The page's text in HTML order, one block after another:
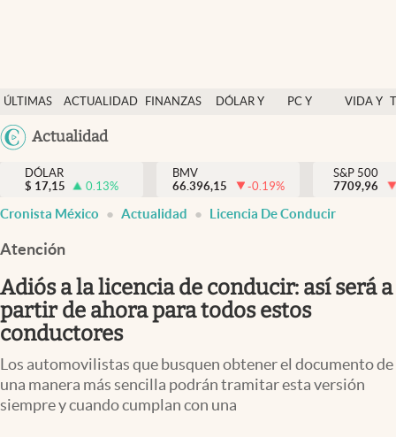
ÚLTIMAS
NOTICIAS
ACTUALIDAD
FINANZAS
DÓLAR Y
PC Y
VIDA Y
México
Actualidad
Actualidad
Finanzas y economía
Dólar y mercados
Pc y celular
Vida y estilo
Tv
Clima
DÓLAR
$ 17,15 0.13%
BMV
66.396,15
-0.19%
S&P 500
7709,96
Cronista México Actualidad Licencia De Conducir
Atención
Adiós a la licencia de conducir: así será a
partir de ahora para todos estos
conductores
Los automovilistas que busquen obtener el documento de
una manera más sencilla podrán tramitar esta versión
siempre y cuando cumplan con una